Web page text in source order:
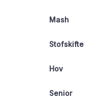
Mash
Stofskifte
Hov
Senior